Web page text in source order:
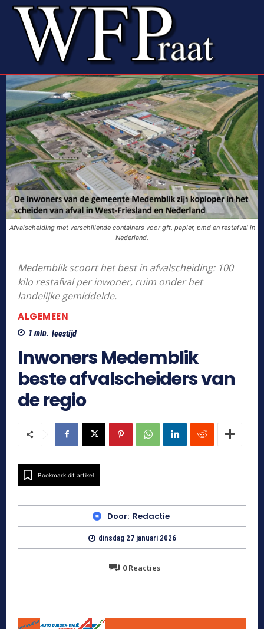
Afvalscheiding met verschillende containers voor gft, papier, pmd en restafval in
Nederland.
Medemblik scoort het best in afvalscheiding: 100
kilo restafval per inwoner, ruim onder het
landelijke gemiddelde.
ALGEMEEN
1 min. leestijd
Inwoners Medemblik
beste afvalscheiders van
de regio
Bookmark dit artikel
Door: Redactie
dinsdag 27 januari 2026
0Reacties